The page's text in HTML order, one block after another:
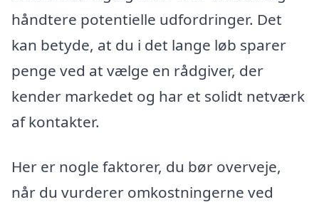
håndtere potentielle udfordringer. Det
kan betyde, at du i det lange løb sparer
penge ved at vælge en rådgiver, der
kender markedet og har et solidt netværk
af kontakter.
Her er nogle faktorer, du bør overveje,
når du vurderer omkostningerne ved